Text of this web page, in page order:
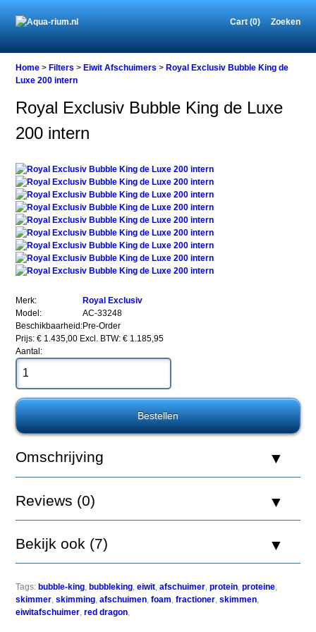
Cart (0) Zoeken
Home
Filters
Eiwit
Afschuimers
Exclusiv
Bubble
King
de
Luxe
200
intern
Royal
Exclusiv
Bubble
de
Luxe
200
intern
Een
fractioner
of
proteine
Home >Filters >Eiwit Afschuimers >Royal Exclusiv Bubble King de
Luxe 200 intern
Royal Exclusiv Bubble King de Luxe
200 intern
Merk:
Royal Exclusiv
Model:
AC-33248
Beschikbaarheid:Pre-Order
Prijs: € 1.435,00 Excl. BTW: € 1.185,95
Aantal:
Omschrijving
Reviews (0)
Bekijk ook (7)
Tags: bubble-king, bubbleking,eiwit,afschuimer,protein,proteine,
skimmer,skimming,afschuimen,foam,fractioner,skimmen,
eiwitafschuimer,red dragon,